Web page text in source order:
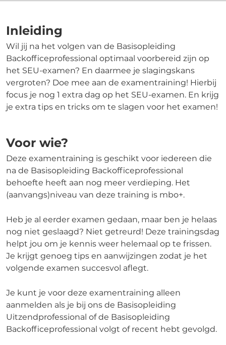
Inleiding
Wil jij na het volgen van de Basisopleiding
Backofficeprofessional optimaal voorbereid zijn op
het SEU-examen? En daarmee je slagingskans
vergroten? Doe mee aan de examentraining! Hierbij
focus je nog 1 extra dag op het SEU-examen. En krijg
je extra tips en tricks om te slagen voor het examen!
Voor wie?
Deze examentraining is geschikt voor iedereen die
na de Basisopleiding Backofficeprofessional
behoefte heeft aan nog meer verdieping. Het
(aanvangs)niveau van deze training is mbo+.
Heb je al eerder examen gedaan, maar ben je helaas
nog niet geslaagd? Niet getreurd! Deze trainingsdag
helpt jou om je kennis weer helemaal op te frissen.
Je krijgt genoeg tips en aanwijzingen zodat je het
volgende examen succesvol aflegt.
Je kunt je voor deze examentraining alleen
aanmelden als je bij ons de Basisopleiding
Uitzendprofessional of de Basisopleiding
Backofficeprofessional volgt of recent hebt gevolgd.